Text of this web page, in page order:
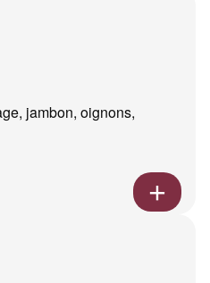
jambon, oignons,